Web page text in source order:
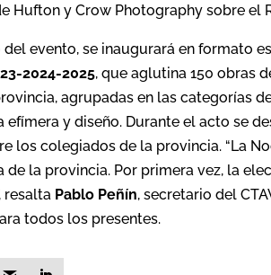
Hufton y Crow Photography sobre el
del evento, se inaugurará en formato
2024-2025, que aglutina 150 obras
agrupadas en las categorías
efímera y diseño. Durante el acto se
los colegiados de la provincia. “La
de la provincia. Por primera vez, la
resalta Pablo Peñín, secretario del
todos los presentes.